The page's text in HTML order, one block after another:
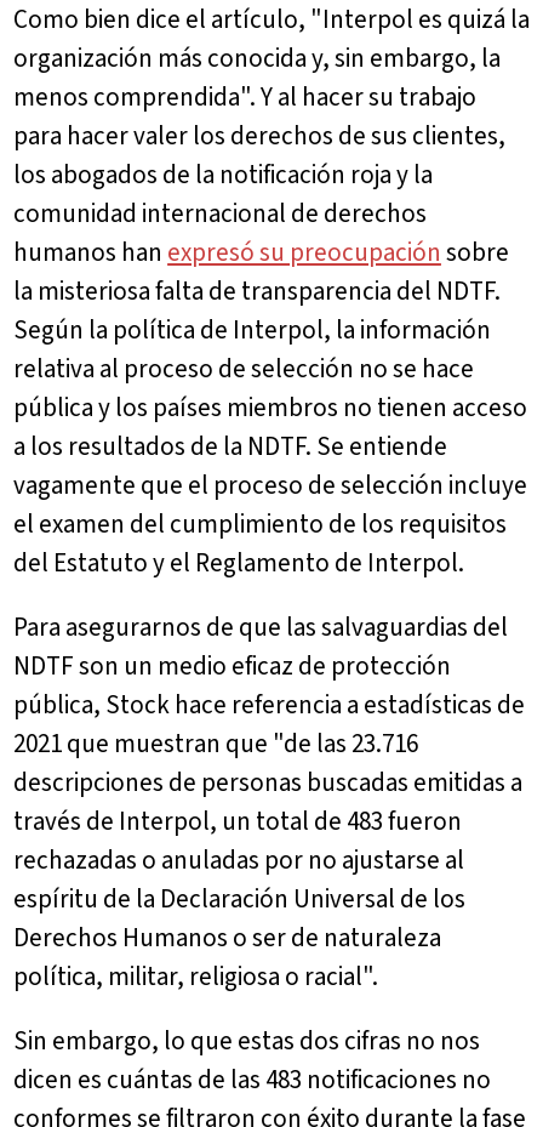
Como bien dice el artículo, "Interpol es quizá la
organización más conocida y, sin embargo, la
menos comprendida". Y al hacer su trabajo
para hacer valer los derechos de sus clientes,
los abogados de la notificación roja y la
comunidad internacional de derechos
humanos han expresó su preocupación sobre
la misteriosa falta de transparencia del NDTF.
Según la política de Interpol, la información
relativa al proceso de selección no se hace
pública y los países miembros no tienen acceso
a los resultados de la NDTF. Se entiende
vagamente que el proceso de selección incluye
el examen del cumplimiento de los requisitos
del Estatuto y el Reglamento de Interpol.
Para asegurarnos de que las salvaguardias del
NDTF son un medio eficaz de protección
pública, Stock hace referencia a estadísticas de
2021 que muestran que "de las 23.716
descripciones de personas buscadas emitidas a
través de Interpol, un total de 483 fueron
rechazadas o anuladas por no ajustarse al
espíritu de la Declaración Universal de los
Derechos Humanos o ser de naturaleza
política, militar, religiosa o racial".
Sin embargo, lo que estas dos cifras no nos
dicen es cuántas de las 483 notificaciones no
conformes se filtraron con éxito durante la fase